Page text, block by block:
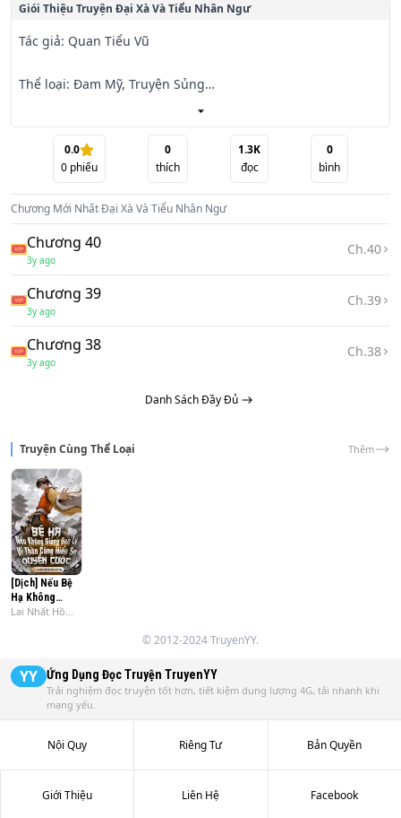
Giói Thiệu Truyện Đại Xà Và Tiểu Nhân Ngư
Tác giả: Quan Tiểu Vũ
Thể loại: Đam Mỹ, Truyện Sủng
Giới thiệu:
Truyện Đại Xà Và Tiểu Nhân Ngư của tác giả Quan Tiểu
Vũ kể về Tiêu Tiểu Ngư xuyên không vào quyển sách cổ
biến thành người cá
nhưng lại mắc chứng sợ nước, bỗng nhiên lại có thêm một
ông xã là Đại Xà Thần tuy có chút lạng lùng đáng sợ nhưng
thật nuông chiều
Tiểu Nhân Ngư.
0.0
0 phiếu
0
thích
1.3K
đọc
0
bình
Chương Mới NhấtĐại Xà Và Tiểu Nhân Ngư
Chương 40
3y ago
Ch.40
Chương 39
3y ago
Ch.39
Chương 38
3y ago
Ch.38
Danh Sách Đầy Đủ
Truyện Cùng Thể Loại Thêm
[Dịch] Nếu Bệ
Hạ Không
Giảng Đạo Lý,
Lai Nhất Hồ
© 2012-2024 TruyenYY.
YY Ứng Dụng Đọc Truyện TruyenYY
Trải nghiệm đọc truyện tốt hơn, tiết kiệm dung lượng 4G, tải nhanh khi
mạng yếu.
Nội Quy Riêng Tư Bản Quyền
Giới Thiệu Liên Hệ Facebook